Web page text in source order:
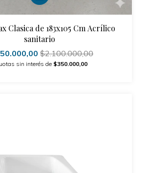
Clasica de 183x105 Cm Acrílico
sanitario
$2.100.000,00
sin interés de $350.000,00